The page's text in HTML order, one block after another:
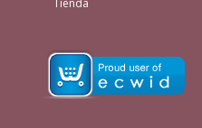
Tienda